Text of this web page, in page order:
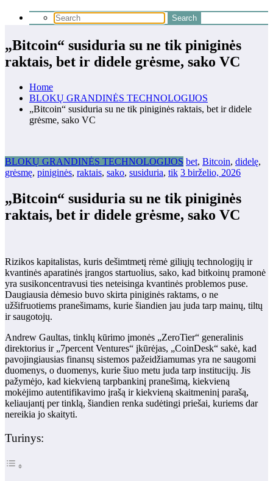
„Bitcoin“ susiduria su ne tik piniginės
raktais, bet ir didele grėsme, sako VC
Home
BLOKŲ GRANDINĖS TECHNOLOGIJOS
„Bitcoin“ susiduria su ne tik piniginės raktais, bet ir didele
grėsme, sako VC
BLOKŲ GRANDINĖS TECHNOLOGIJOS bet, Bitcoin, didelę,
grėsmę, piniginės, raktais, sako, susiduria, tik 3 birželio, 2026
„Bitcoin“ susiduria su ne tik piniginės
raktais, bet ir didele grėsme, sako VC
Rizikos kapitalistas, kuris dešimtmetį rėmė giliųjų technologijų ir
kvantinės aparatinės įrangos startuolius, sako, kad bitkoinų pramonė
yra susikoncentravusi ties neteisinga kvantinės problemos puse.
Daugiausia dėmesio buvo skirta piniginės raktams, o ne
užšifruotiems pranešimams, kurie šiandien jau juda tarp mainų, tiltų
ir saugotojų.
Andrew Gaultas, tinklų kūrimo įmonės „ZeroTier“ generalinis
direktorius ir „7percent Ventures“ įkūrėjas, „CoinDesk“ sakė, kad
pavojingiausias finansų sistemos pažeidžiamumas yra ne saugomi
duomenys, o duomenys, kurie šiuo metu juda tarp institucijų. Jis
pažymėjo, kad kiekvieną tarpbankinį pranešimą, kiekvieną
mokėjimo autentifikavimo įrašą ir kiekvieną skaitmeninį parašą,
keliaujantį per tinklą, šiandien renka sudėtingi priešai, kuriems dar
nereikia jo skaityti.
Turinys: